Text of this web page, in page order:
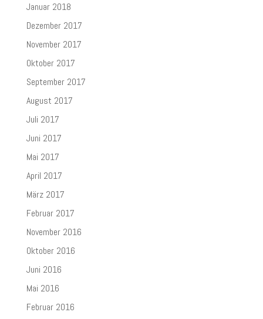
Januar 2018
Dezember 2017
November 2017
Oktober 2017
September 2017
August 2017
Juli 2017
Juni 2017
Mai 2017
April 2017
März 2017
Februar 2017
November 2016
Oktober 2016
Juni 2016
Mai 2016
Februar 2016